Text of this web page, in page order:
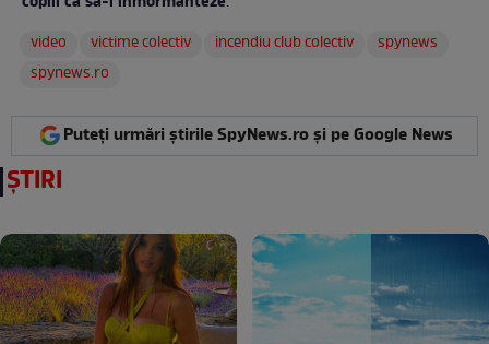
video
victime colectiv incendiu club colectiv
spynews
spynews.ro
Puteți urmări știrile SpyNews.ro și pe Google News
ȘTIRI